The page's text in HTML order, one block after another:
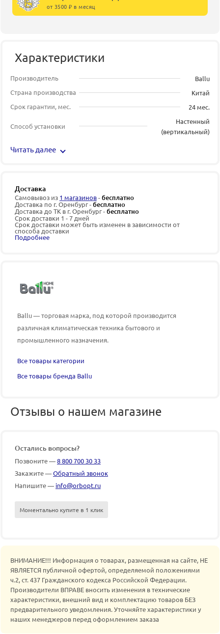
от 3500 ₽ в месяц
Характеристики
Производитель
Ballu
Страна производства
Китай
Срок гарантии, мес.
24 мес.
Способ установки
Настенный
(вертикальный)
Читать далее
Доставка
Самовывоз из 1 магазинов-бесплатно
Доставка по г. Оренбург -бесплатно
Доставка до ТК в г. Оренбург -бесплатно
Срок доставки 1 - 7 дней
Срок доставки может быть изменен в зависимости от
способа доставки
Подробнее
Ballu — торговая марка, под которой производится
различная климатическая техника бытового и
промышленного назначения.
Все товары категории
Все товары бренда Ballu
Отзывы о нашем магазине
Остались вопросы?
Позвоните —8 800 700 30 33
Закажите —Обратный звонок
Напишите — info@orbopt.ru
Моментально купите в 1 клик
ВНИМАНИЕ!!! Информация о товарах, размещенная на сайте, НЕ
ЯВЛЯЕТСЯ публичной офертой, определяемой положениями
ч.2, ст. 437 Гражданского кодекса Российской Федерации.
Производители ВПРАВЕ вносить изменения в технические
характеристики, внешний вид и комплектацию товаров БЕЗ
предварительного уведомления. Уточняйте характеристики у
наших менеджеров перед оформлением заказа